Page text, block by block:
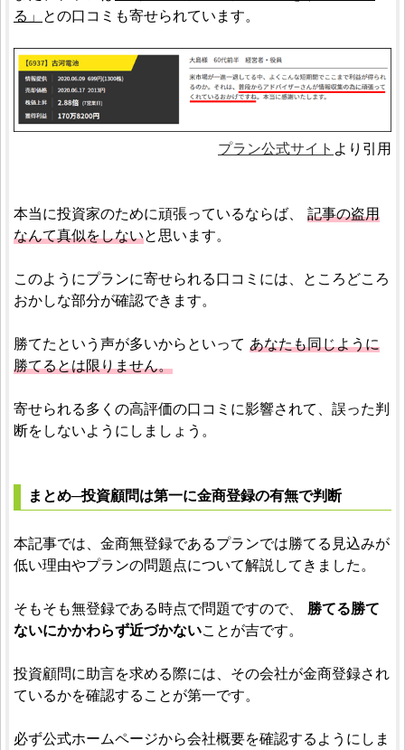
る」 との口コミも寄せられています。
プラン公式サイト より引用
本当に投資家のために頑張っているならば、 記事の盗用
なんて真似をしないと思います。
このようにプランに寄せられる口コミには、ところどころ
おかしな部分が確認できます。
勝てたという声が多いからといって あなたも同じように
勝てるとは限りません。
寄せられる多くの高評価の口コミに影響されて、誤った判
断をしないようにしましょう。
まとめ─投資顧問は第一に金商登録の有無で判断
本記事では、金商無登録であるプランでは勝てる見込みが
低い理由やプランの問題点について解説してきました。
そもそも無登録である時点で問題ですので、 勝てる勝て
ないにかかわらず近づかないことが吉です。
投資顧問に助言を求める際には、その会社が金商登録され
ているかを確認することが第一です。
必ず公式ホームページから会社概要を確認するようにしま